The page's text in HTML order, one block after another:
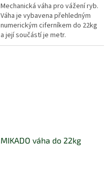
Mechanická váha pro vážení ryb.
Váha je vybavena přehledným
numerickým ciferníkem do 22kg
a její součástí je metr.
MIKADO váha do 22kg